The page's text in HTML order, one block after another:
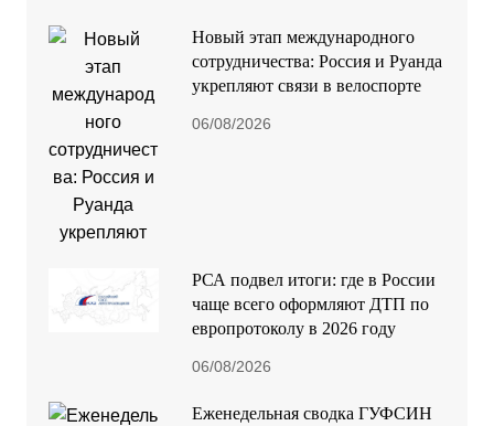
Новый этап международного
сотрудничества: Россия и Руанда
укрепляют связи в велоспорте
06/08/2026
РСА подвел итоги: где в России
чаще всего оформляют ДТП по
европротоколу в 2026 году
06/08/2026
Еженедельная сводка ГУФСИН